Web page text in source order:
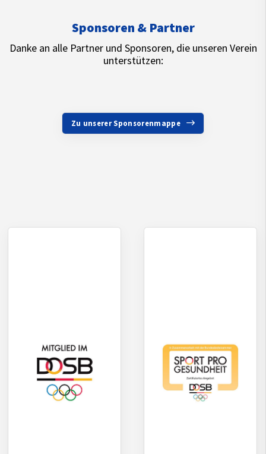
Sponsoren & Partner
Danke an alle Partner und Sponsoren, die unseren Verein
unterstützen:
Zu unserer Sponsorenmappe